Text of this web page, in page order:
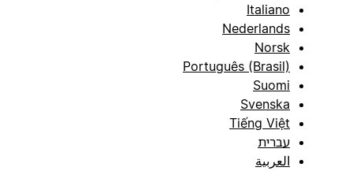
Italiano
Nederlands
Norsk
Português (Brasil)
Suomi
Svenska
Tiếng Việt
עברית
العربية